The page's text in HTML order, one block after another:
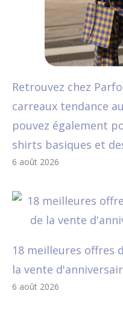
Retrouvez chez
carreaux tendance
pouvez également
shirts basiques et
6 août 2026
18 meilleures offres
la vente
6 août 2026